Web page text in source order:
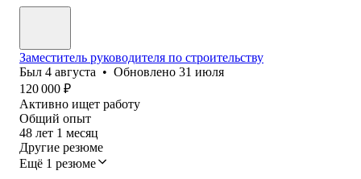
Заместитель руководителя по строительству
Был 4 августа • Обновлено 31 июля
120 000 ₽
Активно ищет работу
Общий опыт
48 лет 1 месяц
Другие резюме
Ещё 1 резюме